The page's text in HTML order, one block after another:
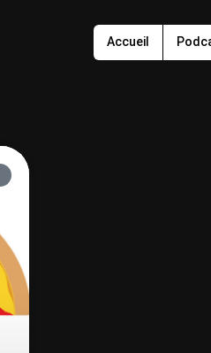
Accueil